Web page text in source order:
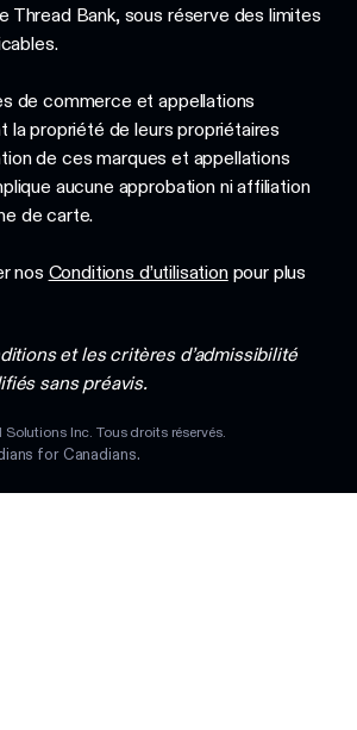
Thread Bank, sous réserve des limites
de commerce et appellations
la propriété de leurs propriétaires
de ces marques et appellations
aucune approbation ni affiliation
de carte.
nos Conditions d’utilisationpour plus
et les critères d’admissibilité
sans préavis.
Inc. Tous droits réservés.
for Canadians.